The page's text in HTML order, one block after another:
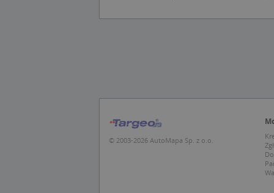
© 2003-2026 AutoMapa Sp. z o.o.
_pk_ses.1.c431
IDE